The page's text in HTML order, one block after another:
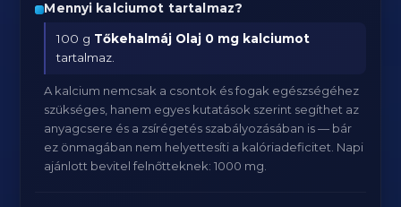
Mennyi kalciumot tartalmaz?
100 g Tőkehalmáj Olaj 0 mg kalciumot
tartalmaz.
A kalcium nemcsak a csontok és fogak egészségéhez
szükséges, hanem egyes kutatások szerint segíthet az
anyagcsere és a zsírégetés szabályozásában is — bár
ez önmagában nem helyettesíti a kalóriadeficitet. Napi
ajánlott bevitel felnőtteknek: 1000 mg.